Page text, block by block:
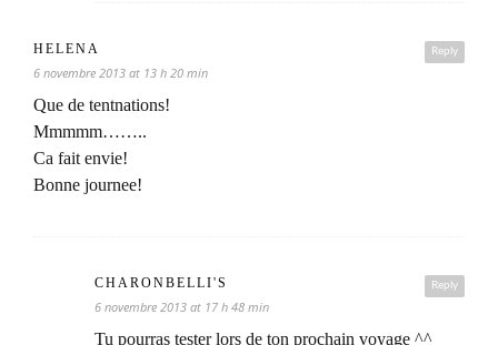
Reply
HELENA
6 novembre 2013 at 13 h 20 min
Que de tentnations!
Mmmmm……..
Ca fait envie!
Bonne journee!
Reply
CHARONBELLI'S
6 novembre 2013 at 17 h 48 min
Tu pourras tester lors de ton prochain voyage ^^